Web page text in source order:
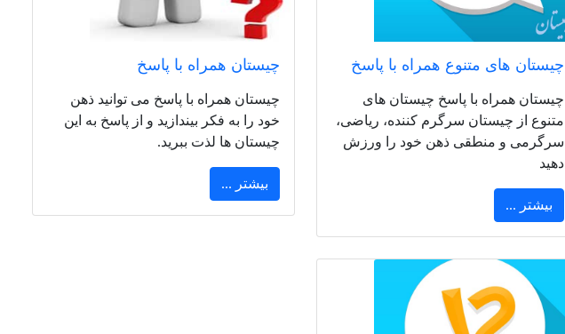
چیستان های متنوع همراه با پاسخ
چیستان همراه با پاسخ چیستان های
متنوع از چیستان سرگرم کننده، ریاضی،
سرگرمی و منطقی ذهن خود را ورزش
دهید
بیشتر ...
چیستان همراه با پاسخ
چیستان همراه با پاسخ می توانید ذهن
خود را به فکر بیندازید و از پاسخ به این
چیستان ها لذت ببرید.
بیشتر ...